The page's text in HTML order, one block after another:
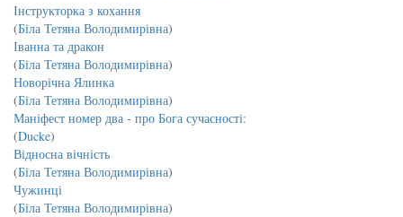
Інструкторка з кохання
(Біла Тетяна Володимирівна)
Іванна та дракон
(Біла Тетяна Володимирівна)
Новорічна Ялинка
(Біла Тетяна Володимирівна)
Маніфест номер два - про Бога сучасності:
(Ducke)
Відносна вічність
(Біла Тетяна Володимирівна)
Чужинці
(Біла Тетяна Володимирівна)